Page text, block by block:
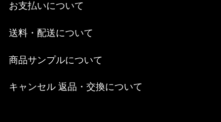
お支払いについて
送料・配送について
商品サンプルについて
キャンセル 返品・交換について